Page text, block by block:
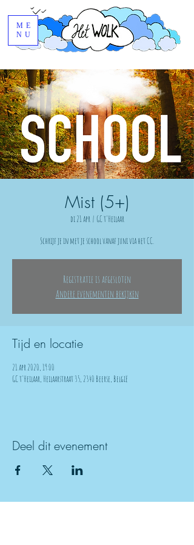
ME
NU
Mist (5+)
di 21 apr
  |
GC t'Heilaar
Schrijf je in met je school vanaf juni via het CC.
Registratie is afgesloten
Andere evenementen bekijken
Tijd en locatie
21 apr 2020, 19:00
GC t'Heilaar, Heilaarstraat 35, 2340 Beerse, België
Deel dit evenement